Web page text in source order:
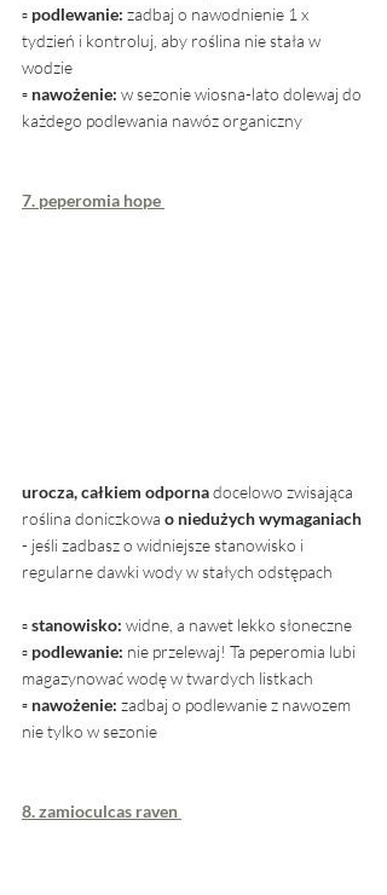
▫ podlewanie: zadbaj o nawodnienie 1 x
tydzień i kontroluj, aby roślina nie stała w
wodzie
▫ nawożenie: w sezonie wiosna-lato dolewaj do
każdego podlewania nawóz organiczny
7. peperomia hope
urocza, całkiem odporna docelowo zwisająca
roślina doniczkowa o niedużych wymaganiach
- jeśli zadbasz o widniejsze stanowisko i
regularne dawki wody w stałych odstępach
▫ stanowisko: widne, a nawet lekko słoneczne
▫ podlewanie: nie przelewaj! Ta peperomia lubi
magazynować wodę w twardych listkach
▫ nawożenie: zadbaj o podlewanie z nawozem
nie tylko w sezonie
8. zamioculcas raven